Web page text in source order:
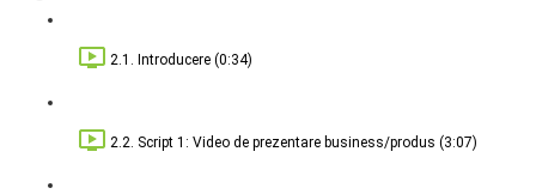
2.1. Introducere (0:34)
2.2. Script 1: Video de prezentare business/produs (3:07)